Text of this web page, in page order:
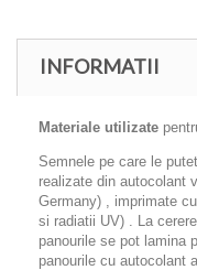
INFORMATII
Materiale utilizate
Semnele pe care le
realizate din autocolant
Germany) , imprimate
si radiatii UV) . La
panourile se pot lamina
panourile cu autocolant